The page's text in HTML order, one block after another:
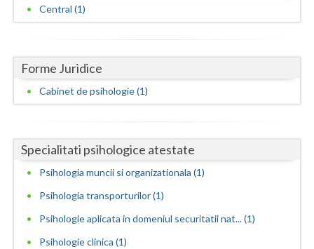
Ialomita
Ilfov
Maramures
Mures
Neamt
Central (1)
Forme Juridice
Cabinet de psihologie (1)
Specialitati psihologice atestate
Psihologia muncii si organizationala (1)
Psihologia transporturilor (1)
Psihologie aplicata in domeniul securitatii nat... (1)
Psihologie clinica (1)